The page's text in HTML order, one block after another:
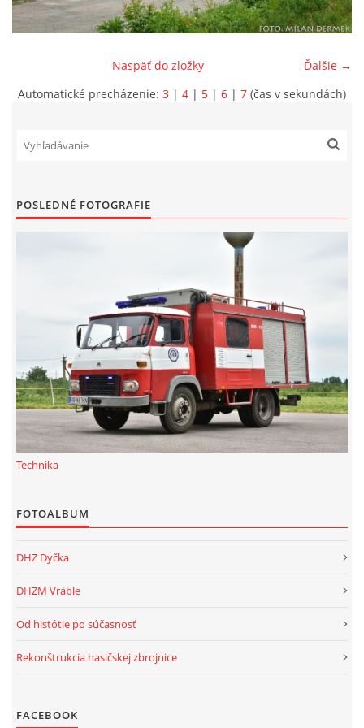
SPONZORI
© 2026 eStránky.sk| Aktualizované 22. 7. 2026|Hore ↑
Ďalšie →
Naspäť do zložky
Automatické precházenie: 3 | 4 | 5 | 6 | 7 (čas v sekundách)
POSLEDNÉ FOTOGRAFIE
Technika
FOTOALBUM
DHZ Dyčka
DHZM Vráble
Od histótie po súčasnosť
Rekonštrukcia hasičskej zbrojnice
FACEBOOK